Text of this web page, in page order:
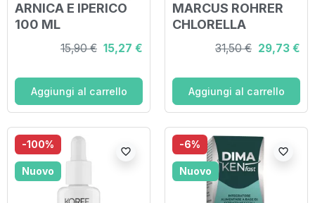
ARNICA E IPERICO
100 ML
15,90 € 15,27 €
Aggiungi al carrello
MARCUS ROHRER
CHLORELLA
ORGANIC 90
COMPRESSE
31,50 € 29,73 €
Aggiungi al carrello
-100%
Nuovo
favorite_border
-6%
Nuovo
favorite_border